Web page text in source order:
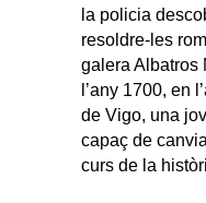
la policia
resoldre-les
galera Albatros
l’any 1700, en
de Vigo, una
capaç de
curs de la